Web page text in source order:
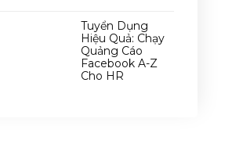
Tuyển Dụng
Hiệu Quả: Chạy
Quảng Cáo
Facebook A-Z
Cho HR